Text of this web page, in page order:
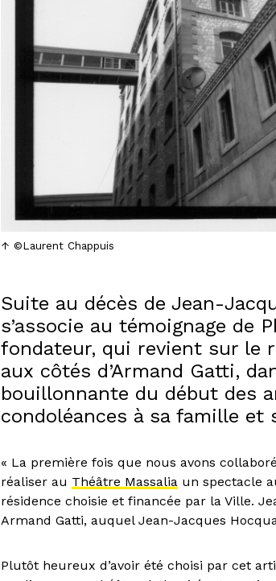
©Laurent Chappuis
Suite au décès de Jean-
s’associe au témoignage de
fondateur, qui revient sur le
aux côtés d’Armand Gatti,
bouillonnante du début des
condoléances à sa famille et
« La première fois que nous avons
réaliser au Théâtre Massalia un spectacle
résidence choisie et financée par la Ville.
Armand Gatti, auquel Jean-Jacques
Plutôt heureux d’avoir été choisi par cet